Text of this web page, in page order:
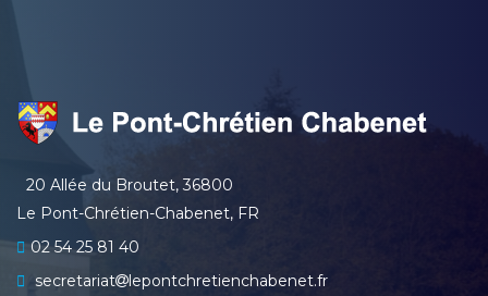
20 Allée du Broutet, 36800
Le Pont-Chrétien-Chabenet, FR
02 54 25 81 40
secretariat
lepontchretienchabenet.fr